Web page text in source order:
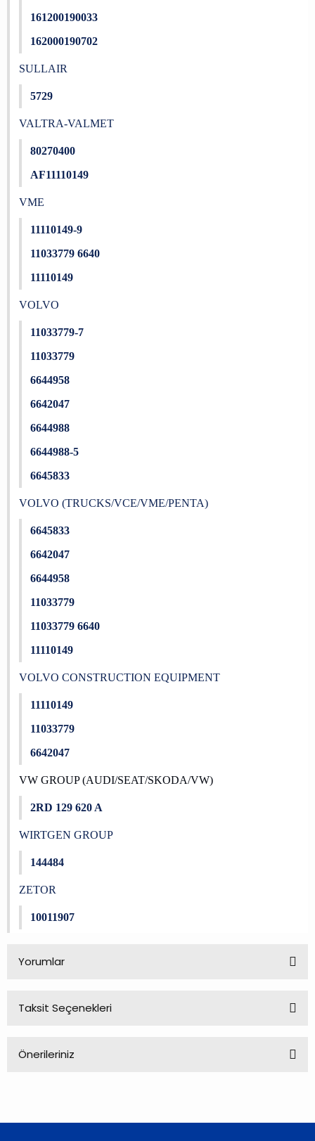
161200190033
162000190702
SULLAIR
5729
VALTRA-VALMET
80270400
AF11110149
VME
11110149-9
11033779 6640
11110149
VOLVO
11033779-7
11033779
6644958
6642047
6644988
6644988-5
6645833
VOLVO (TRUCKS/VCE/VME/PENTA)
6645833
6642047
6644958
11033779
11033779 6640
11110149
VOLVO CONSTRUCTION EQUIPMENT
11110149
11033779
6642047
VW GROUP (AUDI/SEAT/SKODA/VW)
2RD 129 620 A
WIRTGEN GROUP
144484
ZETOR
10011907
Yorumlar
Taksit Seçenekleri
Önerileriniz